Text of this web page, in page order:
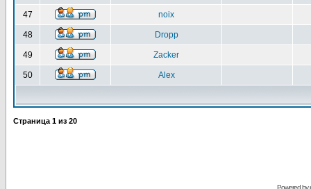
47 noix
48 Dropp
49 Zacker
50 Alex
Страница 1 из 20
Powered by